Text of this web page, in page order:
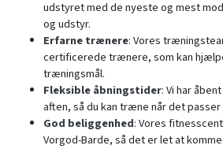
udstyret med de nyeste og mest
og udstyr.
Erfarne trænere: Vores
certificerede trænere, som kan
træningsmål.
Fleksible åbningstider: Vi har
aften, så du kan træne når det passer
God beliggenhed: Vores
Vorgod-Barde, så det er let at